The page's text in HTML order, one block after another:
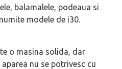
balamalele, podeaua si
modele de i30.
o masina solida, dar
nu se potrivesc cu